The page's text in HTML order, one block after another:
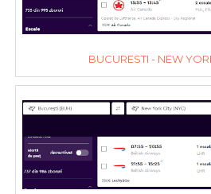
BUCURESTI - NEW